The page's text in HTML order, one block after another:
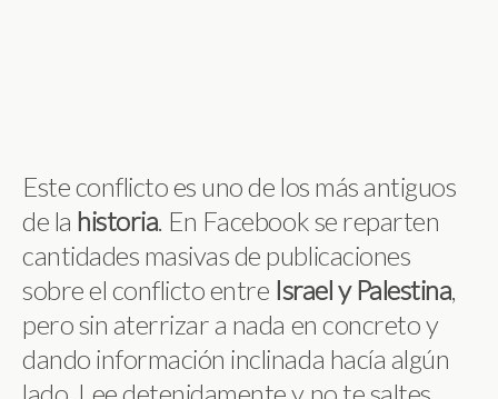
Este conflicto es uno de los más antiguos
de la historia. En Facebook se reparten
cantidades masivas de publicaciones
sobre el conflicto entre Israely Palestina,
pero sin aterrizar a nada en concreto y
dando información inclinada hacía algún